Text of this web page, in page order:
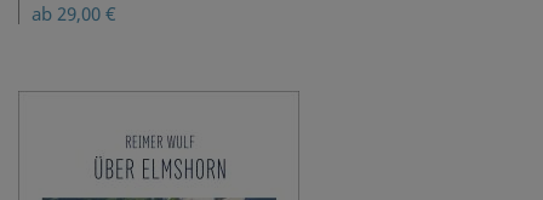
ab 29,00 €